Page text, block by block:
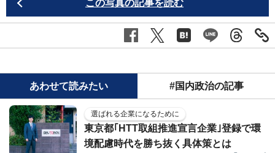
この写真の記事を読む
あわせて読みたい #国内政治の記事
選ばれる企業になるために
東京都｢HTT取組推進宣言企業｣登録で環
境配慮時代を勝ち抜く具体策とは